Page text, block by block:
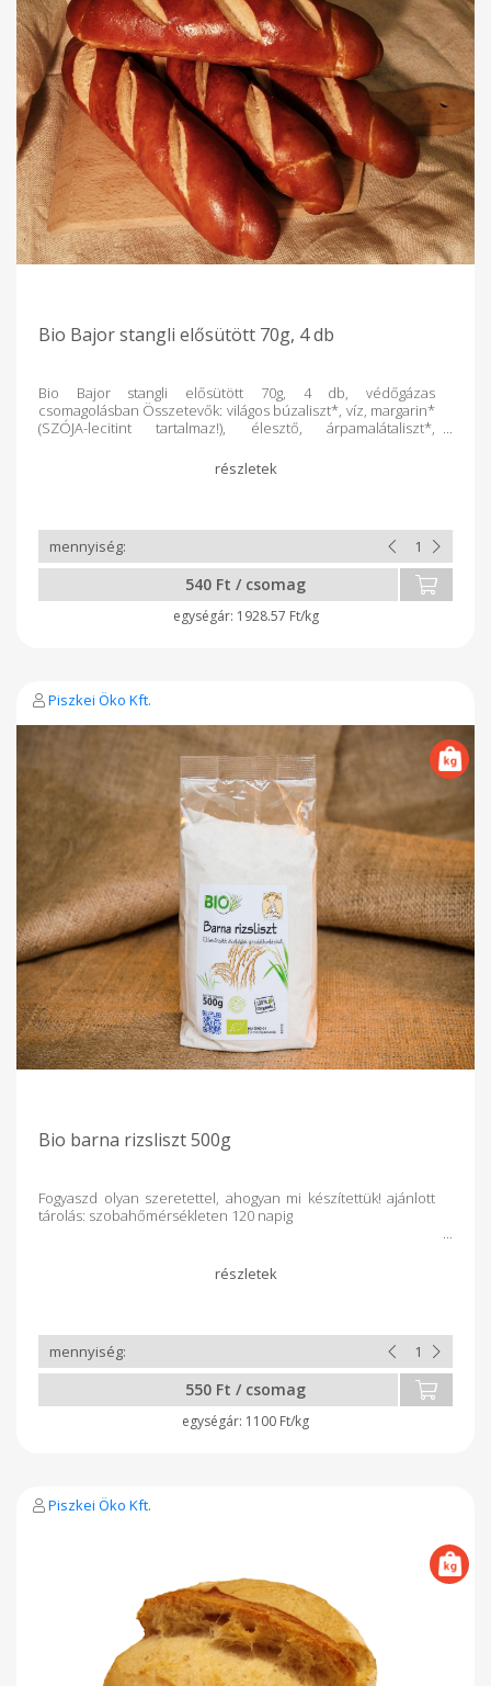
Bio Bajor stangli elősütött 70g, 4 db
Bio Bajor stangli elősütött 70g, 4 db, védőgázas
csomagolásban Összetevők: világos búzaliszt*, víz, margarin*
(SZÓJA-lecitint tartalmaz!), élesztő, árpamalátaliszt*,
Megjegyzés: A*-gal jelölt összetevők ellenőrzött ökológiai
gazdálkodásból származnak. Ezt tulajdonképpen mindegyik
egyértelmű, szezámmag vagy szója)
540 Ft / csomag
1928.57 Ft/kg
Piszkei Öko Kft.
Bio barna rizsliszt 500g
Fogyaszd olyan szeretettel, ahogyan mi készítettük! ajánlott
tárolás: szobahőmérsékleten 120 napig
550 Ft / csomag
1100 Ft/kg
Piszkei Öko Kft.